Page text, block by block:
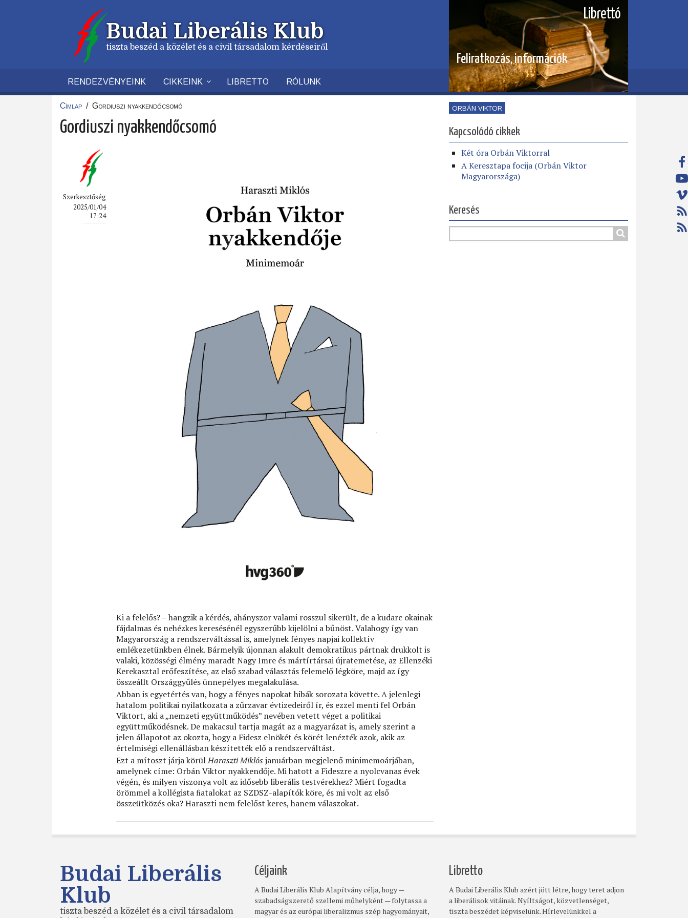
Budai Liberális Klub
tiszta beszéd a közélet és a civil társadalom kérdéseiről
Librettó
Feliratkozás, információk
RENDEZVÉNYEINK CIKKEINK LIBRETTO RÓLUNK
Címlap / Gordiuszi nyakkendőcsomó
Gordiuszi nyakkendőcsomó
Szerkesztőség
2025/01/04
17:24
Ki a felelős? – hangzik a kérdés, ahányszor valami rosszul sikerült, de a kudarc okainak
fájdalmas és nehézkes keresésénél egyszerűbb kijelölni a bűnöst. Valahogy így van
Magyarország a rendszerváltással is, amelynek fényes napjai kollektív
emlékezetünkben élnek. Bármelyik újonnan alakult demokratikus pártnak drukkolt is
valaki, közösségi élmény maradt Nagy Imre és mártírtársai újratemetése, az Ellenzéki
Kerekasztal erőfeszítése, az első szabad választás felemelő légköre, majd az így
összeállt Országgyűlés ünnepélyes megalakulása.
Abban is egyetértés van, hogy a fényes napokat hibák sorozata követte. A jelenlegi
hatalom politikai nyilatkozata a zűrzavar évtizedeiről ír, és ezzel menti fel Orbán
Viktort, aki a „nemzeti együttműködés” nevében vetett véget a politikai
együttműködésnek. De makacsul tartja magát az a magyarázat is, amely szerint a
jelen állapotot az okozta, hogy a Fidesz elnökét és körét lenézték azok, akik az
értelmiségi ellenállásban készítették elő a rendszerváltást.
Ezt a mítoszt járja körülHaraszti Miklós januárban megjelenő minimemoárjában,
amelynek címe: Orbán Viktor nyakkendője. Mi hatott a Fideszre a nyolcvanas évek
végén, és milyen viszonya volt az idősebb liberális testvérekhez? Miért fogadta
örömmel a kollégista ﬁatalokat az SZDSZ-alapítók köre, és mi volt az első
összeütközés oka? Haraszti nem felelőst keres, hanem válaszokat.
ORBÁN VIKTOR
Kapcsolódó cikkek
Két óra Orbán Viktorral
A Keresztapa focija (Orbán Viktor
Magyarországa)
Keresés
Budai Liberális
Klub
tiszta beszéd a közélet és a civil társadalom
Céljaink
A Budai Liberális Klub Alapítvány célja, hogy —
szabadságszerető szellemi műhelyként — folytassa a
magyar és az európai liberalizmus szép hagyományait,
Libretto
A Budai Liberális Klub azért jött létre, hogy teret adjon
a liberálisok vitáinak. Nyíltságot, közvetlenséget,
tiszta beszédet képviselünk. Hírlevelünkkel a